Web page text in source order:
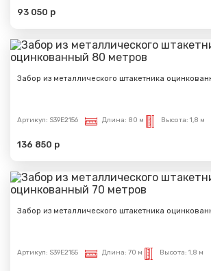
93 050 р
Забор из металлического штакетника
Артикул: S39E2156 Длина: 80 м Высота: 1,8 м
136 850 р
Забор из металлического штакетника
Артикул: S39E2155 Длина: 70 м Высота: 1,8 м